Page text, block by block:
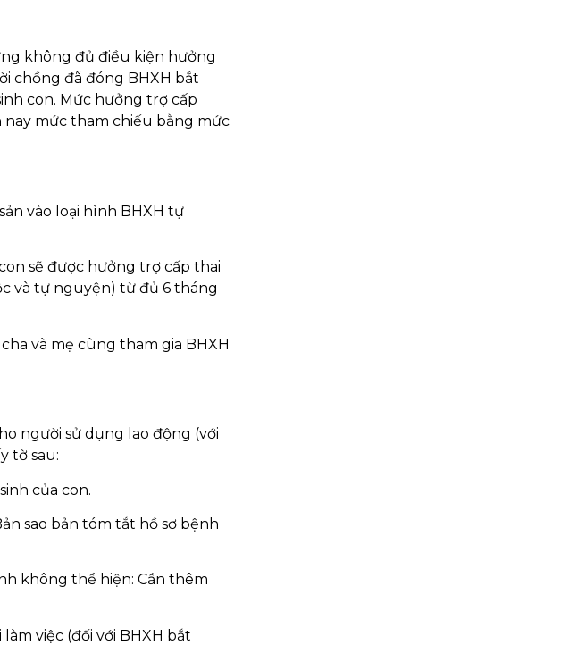
không đủ điều kiện hưởng
chồng đã đóng BHXH bắt
con. Mức hưởng trợ cấp
nay mức tham chiếu bằng mức
vào loại hình BHXH tự
sẽ được hưởng trợ cấp thai
và tự nguyện) từ đủ 6 tháng
và mẹ cùng tham gia BHXH
người sử dụng lao động (với
tờ sau:
của con.
sao bản tóm tắt hồ sơ bệnh
không thể hiện: Cần thêm
việc (đối với BHXH bắt